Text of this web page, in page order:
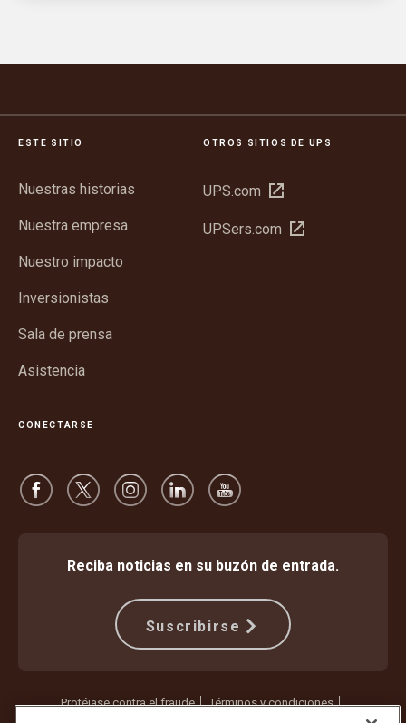
ESTE SITIO
Nuestras historias
Nuestra empresa
Nuestro impacto
Inversionistas
Sala de prensa
Asistencia
OTROS SITIOS DE UPS
UPS.com Abrir
una
UPSers.com Abrir
CONECTARSE
Reciba noticias en su buzón de entrada.
Suscribirse
Protéjase contra el fraude
Términos y condiciones